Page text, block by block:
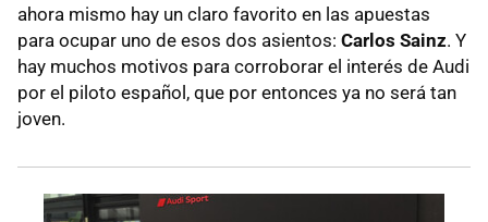
ahora mismo hay un claro favorito en las apuestas
para ocupar uno de esos dos asientos: Carlos Sainz. Y
hay muchos motivos para corroborar el interés de Audi
por el piloto español, que por entonces ya no será tan
joven.